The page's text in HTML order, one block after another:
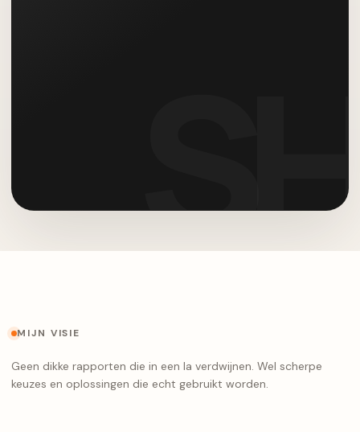
MIJN VISIE
Geen dikke rapporten die in een la verdwijnen. Wel scherpe
keuzes en oplossingen die echt gebruikt worden.